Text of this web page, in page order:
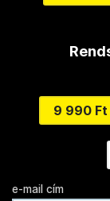
9 990 Ft
e-mail cím